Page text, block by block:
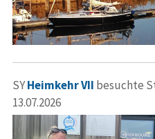
SYHeimkehr VII besuchte
13.07.2026